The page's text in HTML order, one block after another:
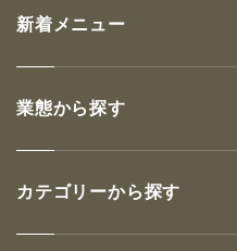
新着メニュー
業態から探す
カテゴリーから探す